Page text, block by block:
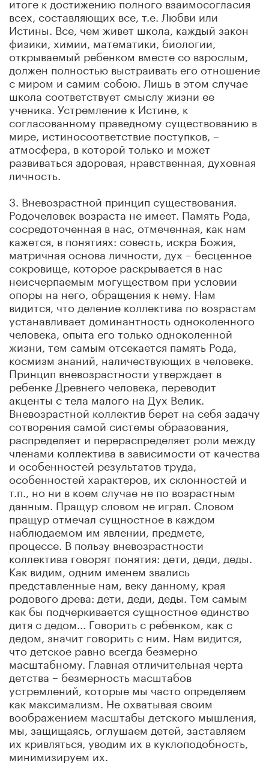
всех, составляющих все, т.е. Любви или
Истины. Все, чем живет школа, каждый закон
физики, химии, математики, биологии,
открываемый ребенком вместе со взрослым,
должен полностью выстраивать его отношение
с миром и самим собою. Лишь в этом случае
школа соответствует смыслу жизни ее
ученика. Устремление к Истине, к
согласованному праведному существованию в
мире, истиносоответствие поступков, –
атмосфера, в которой только и может
развиваться здоровая, нравственная, духовная
личность.
3. Вневозрастной принцип существования.
Родочеловек возраста не имеет. Память Рода,
сосредоточенная в нас, отмеченная, как нам
кажется, в понятиях: совесть, искра Божия,
матричная основа личности, дух – бесценное
сокровище, которое раскрывается в нас
неисчерпаемым могуществом при условии
опоры на него, обращения к нему. Нам
видится, что деление коллектива по возрастам
устанавливает доминантность одноколенного
человека, опыта его только одноколенной
жизни, тем самым отсекается память Рода,
космизм знаний, наличествующих в человеке.
Принцип вневозрастности утверждает в
ребенке Древнего человека, переводит
акценты с тела малого на Дух Велик.
Вневозрастной коллектив берет на себя задачу
сотворения самой системы образования,
распределяет и перераспределяет роли между
членами коллектива в зависимости от качества
и особенностей результатов труда,
особенностей характеров, их склонностей и
т.п., но ни в коем случае не по возрастным
данным. Пращур словом не играл. Словом
пращур отмечал сущностное в каждом
наблюдаемом им явлении, предмете,
процессе. В пользу вневозрастности
коллектива говорят понятия: дети, деди, деды.
Как видим, одним именем звались
представленные нам, веку данному, края
родового древа: дети, деди, деды. Тем самым
как бы подчеркивается сущностное единство
дитя с дедом... Говорить с ребенком, как с
дедом, значит говорить с ним. Нам видится,
что детское равно всегда безмерно
масштабному. Главная отличительная черта
детства – безмерность масштабов
устремлений, которые мы часто определяем
как максимализм. Не охватывая своим
воображением масштабы детского мышления,
мы, защищаясь, оглушаем детей, заставляем
их кривляться, уводим их в куклоподобность,
минимизируем их.